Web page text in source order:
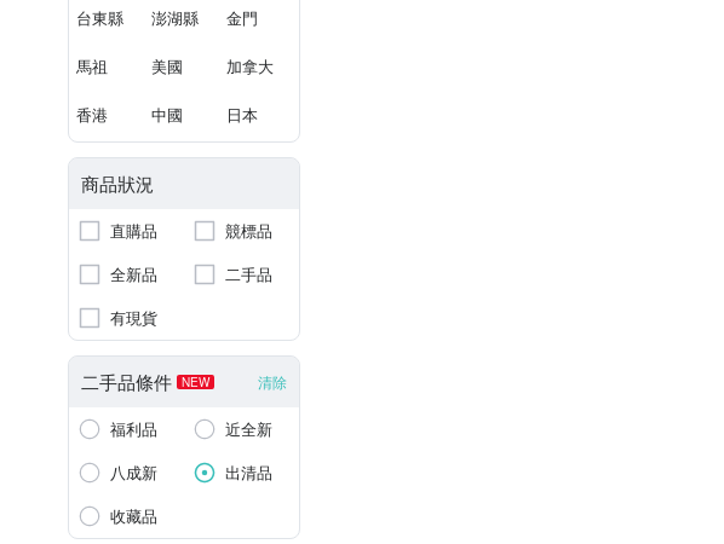
台東縣 澎湖縣 金門
馬祖 美國 加拿大
香港 中國 日本
商品狀況
直購品
競標品
全新品
二手品
有現貨
二手品條件 NEW 清除
福利品
近全新
八成新
出清品
收藏品